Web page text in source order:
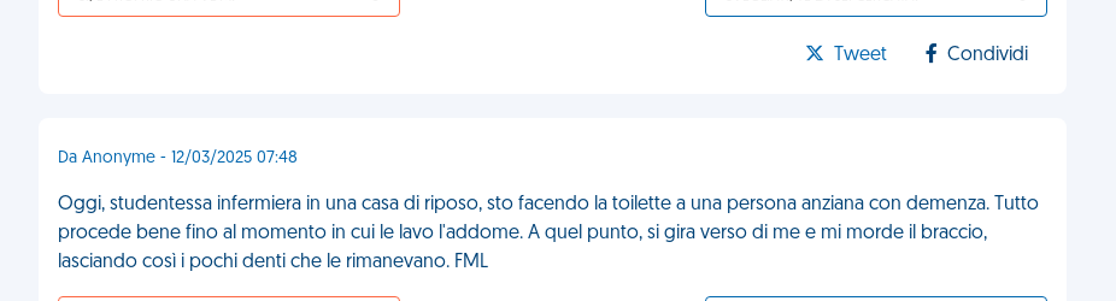
Tweet Condividi
Da Anonyme - 12/03/2025 07:48
Oggi, studentessa infermiera in una casa di riposo, sto facendo la toilette a una persona anziana con demenza. Tutto
procede bene fino al momento in cui le lavo l'addome. A quel punto, si gira verso di me e mi morde il braccio,
lasciando così i pochi denti che le rimanevano. FML